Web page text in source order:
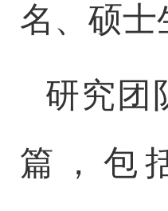
名、硕士
研究团
篇，包